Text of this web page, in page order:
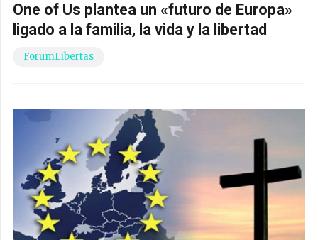
One of Us plantea un «futuro de Europa»
ligado a la familia, la vida y la libertad
ForumLibertas